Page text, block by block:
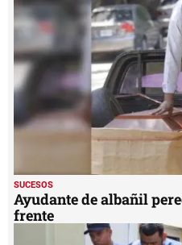
SUCESOS
Ayudante de albañil
frente